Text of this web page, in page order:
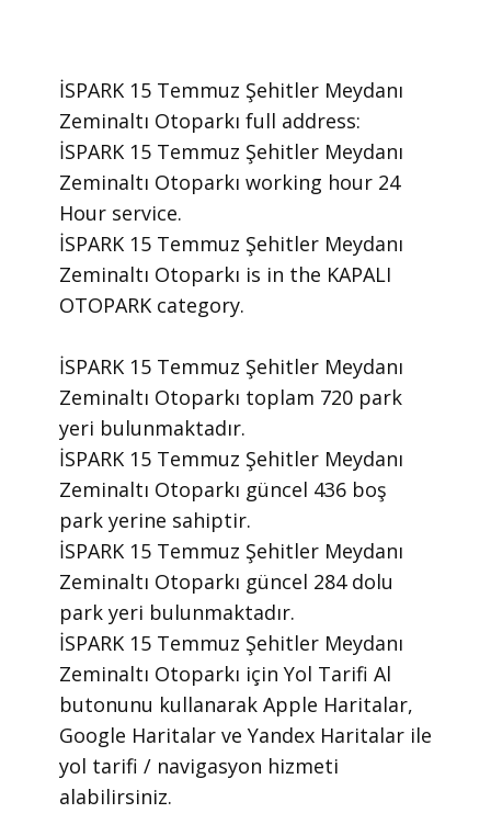
İSPARK 15 Temmuz Şehitler Meydanı
Zeminaltı Otoparkı ​full address:
İSPARK 15 Temmuz Şehitler Meydanı
Zeminaltı Otoparkı ​working hour 24
Hour ​service.
​İSPARK 15 Temmuz Şehitler Meydanı
Zeminaltı Otoparkı is in the KAPALI
OTOPARK category.
İSPARK 15 Temmuz Şehitler Meydanı
Zeminaltı Otoparkı toplam 720 park
yeri bulunmaktadır.
İSPARK 15 Temmuz Şehitler Meydanı
Zeminaltı Otoparkı güncel 436 boş
park yerine sahiptir.
İSPARK 15 Temmuz Şehitler Meydanı
Zeminaltı Otoparkı güncel 284 dolu
park yeri bulunmaktadır.
İSPARK 15 Temmuz Şehitler Meydanı
Zeminaltı Otoparkı için Yol Tarifi Al
butonunu kullanarak Apple Haritalar,
Google Haritalar ve Yandex Haritalar ile
yol tarifi / navigasyon hizmeti
alabilirsiniz.